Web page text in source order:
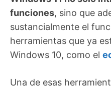
funciones, sino que
sustancialmente el
herramientas que ya
Windows 10, como el
Una de esas